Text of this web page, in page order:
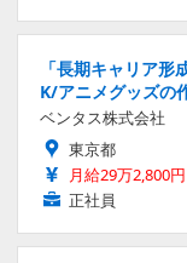
「長期キャリア
K/アニメグッズの
ベンタス株式会社
東京都
月給29万2,800
正社員